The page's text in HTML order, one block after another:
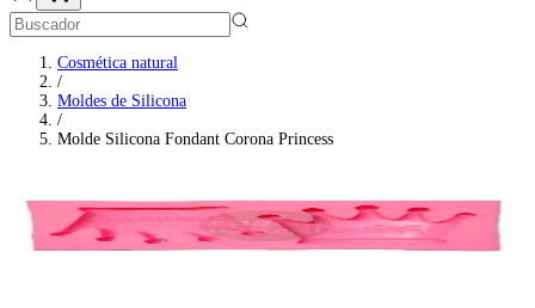
Cosmética natural
/
Moldes de Silicona
/
Molde Silicona Fondant Corona Princess